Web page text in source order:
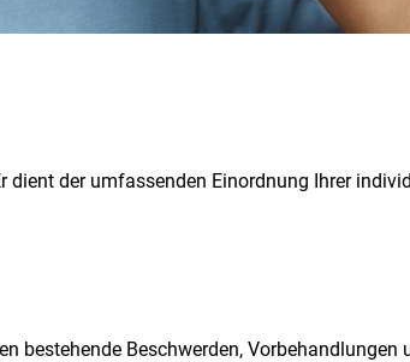
der umfassenden Einordnung Ihrer
bestehende Beschwerden, Vorbehandlungen